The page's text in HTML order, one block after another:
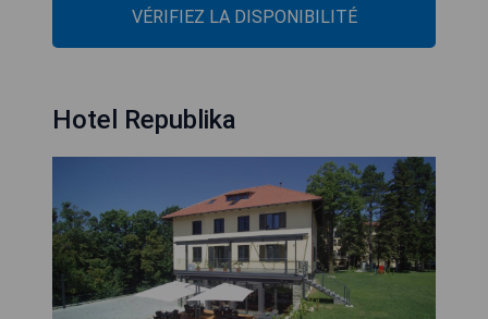
VÉRIFIEZ LA DISPONIBILITÉ
Hotel Republika